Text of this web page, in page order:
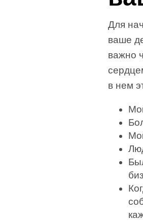
Для
ваше
важно
в нем